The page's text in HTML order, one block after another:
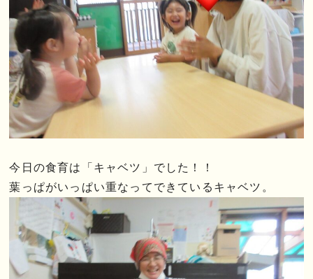
今日の食育は「キャベツ」でした！！
葉っぱがいっぱい重なってできているキャベツ。